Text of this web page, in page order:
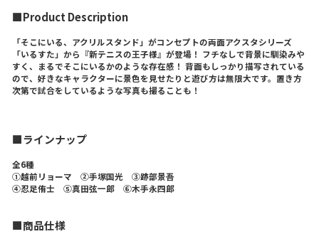
■Product Description
「そこにいる、アクリルスタンド」がコンセプトの両面アクスタシリーズ
「いるすた」から『新テニスの王子様』が登場！ フチなしで背景に馴染みや
すく、まるでそこにいるかのような存在感！ 背面もしっかり描写されている
ので、好きなキャラクターに景色を見せたりと遊び方は無限大です。置き方
次第で試合をしているような写真も撮ることも！
■ラインナップ
全6種
①越前リョーマ ②手塚国光 ③跡部景吾
④忍足侑士 ⑤真田弦一郎 ⑥木手永四郎
■商品仕様